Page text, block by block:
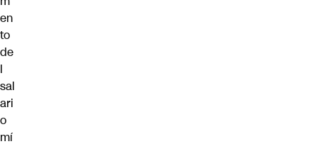
en
to
de
l
sal
ari
o
mí